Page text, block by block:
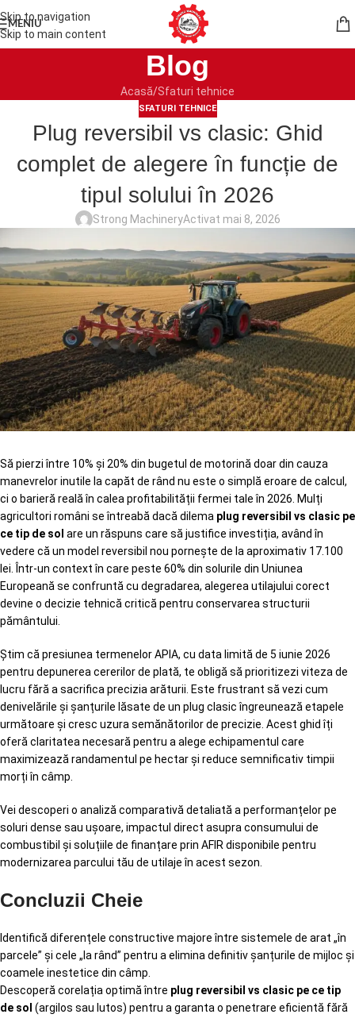
Skip to navigation
Skip to main content
MENIU
Blog
Acasă Sfaturi tehnice
SFATURI TEHNICE
Plug reversibil vs clasic: Ghid
complet de alegere în funcție de
tipul solului în 2026
Strong MachineryActivat mai 8, 2026
Să pierzi între 10% și 20% din bugetul de motorină doar din cauza
manevrelor inutile la capăt de rând nu este o simplă eroare de calcul,
ci o barieră reală în calea profitabilității fermei tale în 2026. Mulți
agricultori români se întreabă dacă dilema plug reversibil vs clasic pe
ce tip de sol are un răspuns care să justifice investiția, având în
vedere că un model reversibil nou pornește de la aproximativ 17.100
lei. Într-un context în care peste 60% din solurile din Uniunea
Europeană se confruntă cu degradarea, alegerea utilajului corect
devine o decizie tehnică critică pentru conservarea structurii
pământului.
Știm că presiunea termenelor APIA, cu data limită de 5 iunie 2026
pentru depunerea cererilor de plată, te obligă să prioritizezi viteza de
lucru fără a sacrifica precizia arăturii. Este frustrant să vezi cum
denivelările și șanțurile lăsate de un plug clasic îngreunează etapele
următoare și cresc uzura semănătorilor de precizie. Acest ghid îți
oferă claritatea necesară pentru a alege echipamentul care
maximizează randamentul pe hectar și reduce semnificativ timpii
morți în câmp.
Vei descoperi o analiză comparativă detaliată a performanțelor pe
soluri dense sau ușoare, impactul direct asupra consumului de
combustibil și soluțiile de finanțare prin AFIR disponibile pentru
modernizarea parcului tău de utilaje în acest sezon.
Concluzii Cheie
Identifică diferențele constructive majore între sistemele de arat „în
parcele” și cele „la rând” pentru a elimina definitiv șanțurile de mijloc și
coamele inestetice din câmp.
Descoperă corelația optimă între plug reversibil vs clasic pe ce tip
de sol (argilos sau lutos) pentru a garanta o penetrare eficientă fără